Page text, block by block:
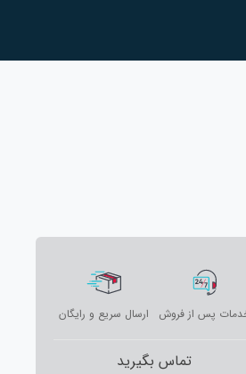
پس از فروش ارسال سریع و رایگان
تماس بگیرید